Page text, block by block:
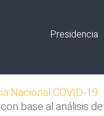
Presidencia
Nacional COVID-19
base al análisis